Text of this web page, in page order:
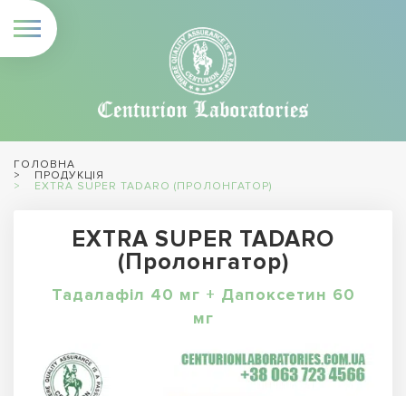
ГОЛОВНА
ПРОДУКЦІЯ
EXTRA SUPER TADARO (ПРОЛОНГАТОР)
EXTRA SUPER TADARO
(Пролонгатор)
Тадалафіл 40 мг + Дапоксетин 60
мг